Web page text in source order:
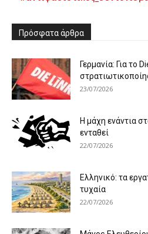
Πρόσφατα άρθρα
Γερμανία: Για το
23/07/2026
Η μάχη ενάντια
ενταθεί
22/07/2026
Ελληνικό: τα
τυχαία
22/07/2026